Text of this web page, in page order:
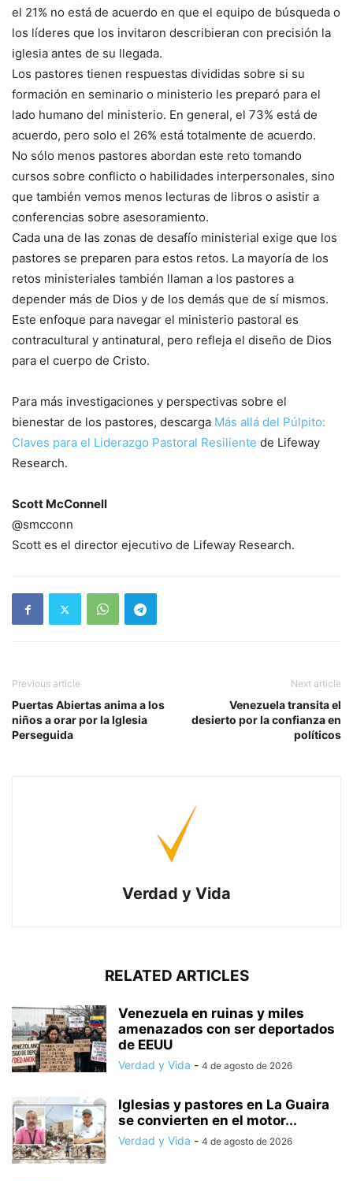
el 21% no está de acuerdo en que el equipo de búsqueda o
los líderes que los invitaron describieran con precisión la
iglesia antes de su llegada.
Los pastores tienen respuestas divididas sobre si su
formación en seminario o ministerio les preparó para el
lado humano del ministerio. En general, el 73% está de
acuerdo, pero solo el 26% está totalmente de acuerdo.
No sólo menos pastores abordan este reto tomando
cursos sobre conflicto o habilidades interpersonales, sino
que también vemos menos lecturas de libros o asistir a
conferencias sobre asesoramiento.
Cada una de las zonas de desafío ministerial exige que los
pastores se preparen para estos retos. La mayoría de los
retos ministeriales también llaman a los pastores a
depender más de Dios y de los demás que de sí mismos.
Este enfoque para navegar el ministerio pastoral es
contracultural y antinatural, pero refleja el diseño de Dios
para el cuerpo de Cristo.
Para más investigaciones y perspectivas sobre el
bienestar de los pastores, descarga Más allá del Púlpito:
Claves para el Liderazgo Pastoral Resiliente de Lifeway
Research.
Scott McConnell
@smcconn
Scott es el director ejecutivo de Lifeway Research.
Previous article
Puertas Abiertas anima a los
niños a orar por la Iglesia
Perseguida
Next article
Venezuela transita el
desierto por la confianza en
políticos
Verdad y Vida
RELATED ARTICLES
Venezuela en ruinas y miles
amenazados con ser deportados
de EEUU
Verdad y Vida - 4 de agosto de 2026
Iglesias y pastores en La Guaira
se convierten en el motor...
Verdad y Vida - 4 de agosto de 2026